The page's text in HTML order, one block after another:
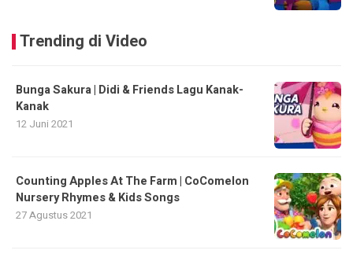
Trending di Video
Bunga Sakura | Didi & Friends Lagu Kanak-
Kanak
12 Juni 2021
Counting Apples At The Farm | CoComelon
Nursery Rhymes & Kids Songs
27 Agustus 2021